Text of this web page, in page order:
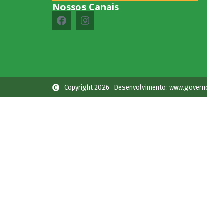
Nossos Canais
Copyright 2026- Desenvolvimento: